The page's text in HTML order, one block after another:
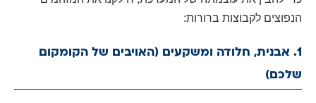
הנפוצים לקבוצות ברורות:
1. אבנית, חלודה ומשקעים (האויבים של הקומקום
שלכם)